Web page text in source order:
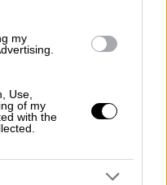
my
Use,
of my
with the
που δε βοηθούν
μέσο η
Ένωσης
γνωστικής
με την
μερίδων
κρέατος την